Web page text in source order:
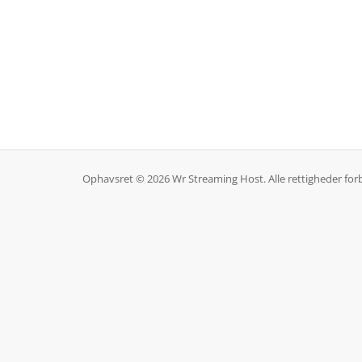
Ophavsret © 2026 Wr Streaming Host. Alle rettigheder